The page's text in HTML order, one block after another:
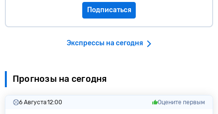
Подписаться
Экспрессы на сегодня
Прогнозы на сегодня
6 Августа12:00 Оцените первым